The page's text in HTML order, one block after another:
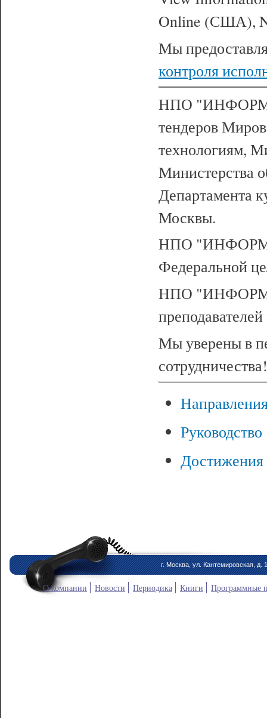
Online (США),
Мы
контроля
НПО "ИНФОРМ-
тендеров
технологиям,
Министерства
Департамента
Москвы.
НПО "ИНФОРМ-
Федеральной
НПО "ИНФОРМ-
Мы уверены в
сотрудничества!
Руководство
Достижения
г. Москва, ул. Кантемировская, д.
О компании Новости Периодика Книги Программные